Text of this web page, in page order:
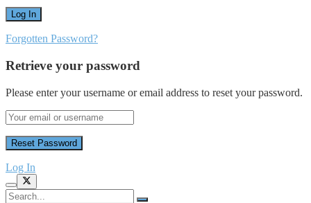
Forgotten Password?
Retrieve your password
Please enter your username or email address to reset your password.
Log In